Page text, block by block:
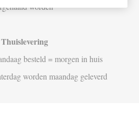
worden
Thuislevering
besteld = morgen in huis
worden maandag geleverd